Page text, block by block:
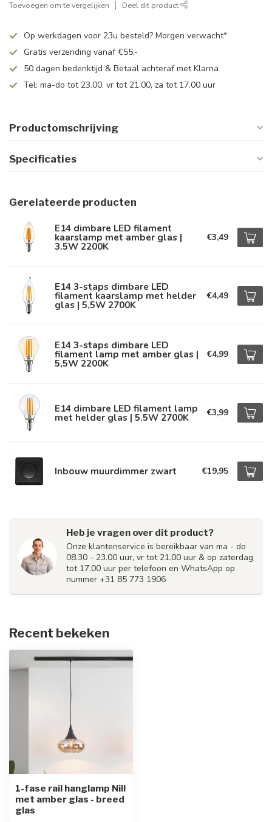
Toevoegen om te vergelijken Deel dit product
Op werkdagen voor 23u besteld? Morgen verwacht*
Gratis verzending vanaf €55,-
50 dagen bedenktijd & Betaal achteraf met Klarna
Tel: ma-do tot 23.00, vr tot 21.00, za tot 17.00 uur
Productomschrijving
Specificaties
Gerelateerde producten
E14 dimbare LED filament
kaarslamp met amber glas |
3.5W 2200K
€3,49
E14 3-staps dimbare LED
filament kaarslamp met helder
glas | 5,5W 2700K
€4,49
E14 3-staps dimbare LED
filament lamp met amber glas |
5,5W 2200K
€4,99
E14 dimbare LED filament lamp
met helder glas | 5.5W 2700K €3,99
Inbouw muurdimmer zwart €19,95
Heb je vragen over dit product?
Onze klantenservice is bereikbaar van ma - do
08.30 - 23.00 uur, vr tot 21.00 uur & op zaterdag
tot 17.00 uur per telefoon en WhatsApp op
nummer +31 85 773 1906
Recent bekeken
1-fase rail hanglamp Nill
met amber glas - breed
glas